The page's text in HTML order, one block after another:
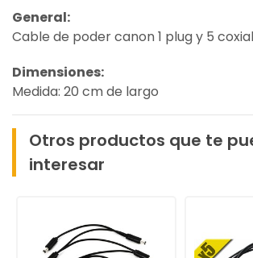
General:
Cable de poder canon 1 plug y 5
Dimensiones:
Medida: 20 cm de largo
Otros productos que te
interesar